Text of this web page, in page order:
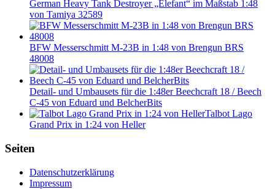
German Heavy Tank Destroyer „Elefant“ im Maßstab 1:48
von Tamiya 32589
BFW Messerschmitt M-23B in 1:48 von Brengun BRS
48008
Detail- und Umbausets für die 1:48er Beechcraft 18 / Beech
C-45 von Eduard und BelcherBits
Talbot Lago
Grand Prix in 1:24 von Heller
Seiten
Datenschutzerklärung
Impressum